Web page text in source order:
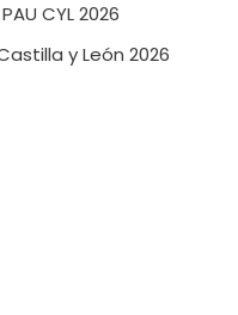
CYL 2026
y León 2026